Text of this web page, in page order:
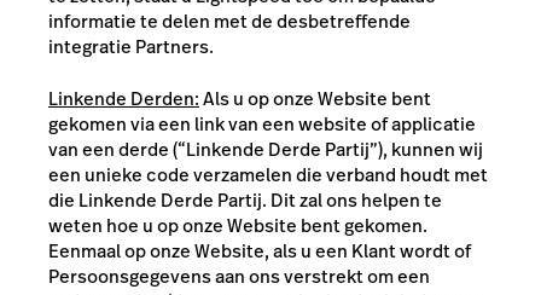
informatie te delen met de desbetreffende
integratie Partners.
Linkende Derden:Als u op onze Website bent
gekomen via een link van een website of applicatie
van een derde (“Linkende Derde Partij”), kunnen wij
een unieke code verzamelen die verband houdt met
die Linkende Derde Partij. Dit zal ons helpen te
weten hoe u op onze Website bent gekomen.
Eenmaal op onze Website, als u een Klant wordt of
Persoonsgegevens aan ons verstrekt om een